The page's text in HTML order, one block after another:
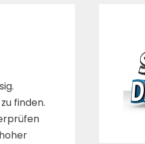
finden.